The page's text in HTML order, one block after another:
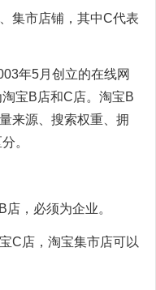
集市店铺，其中C代表
年5月创立的在线网
宝B店和C店。淘宝B
来源、搜索权重、拥
。
，必须为企业。
C店，淘宝集市店可以